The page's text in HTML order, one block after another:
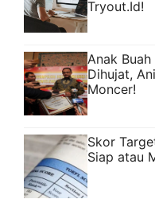
Tryout.Id!
Anak
Dihujat,
Moncer!
Skor
Siap atau